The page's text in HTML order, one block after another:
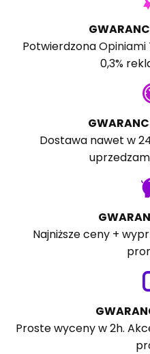
Potwierdzona
0,3%
Dostawa nawet w
Najniższe ceny +
Proste wyceny w 2h.